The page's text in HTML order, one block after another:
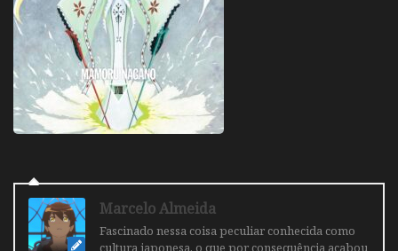
Marcelo Almeida
Fascinado nessa coisa peculiar conhecida como
cultura japonesa, o que por consequência acabou